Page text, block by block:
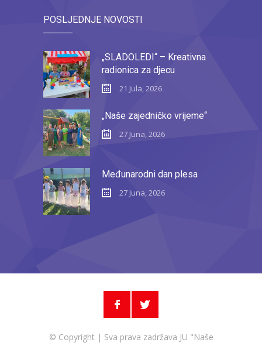
POSLJEDNJE NOVOSTI
„SLADOLEDI“ – Kreativna
radionica za djecu
21 Jula, 2026
„Naše zajedničko vrijeme“
27 Juna, 2026
Međunarodni dan plesa
27 Juna, 2026
© Copyright | Sva prava zadržava JU "Naše